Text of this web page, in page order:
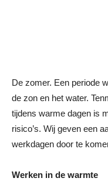
De zomer. Een periode
de zon en het water.
tijdens warme dagen is
risico’s. Wij geven een
werkdagen door te
Werken in de warmte